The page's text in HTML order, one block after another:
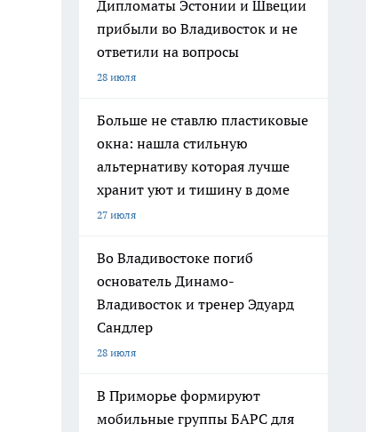
Дипломаты Эстонии и Швеции
прибыли во Владивосток и не
ответили на вопросы
28 июля
Больше не ставлю пластиковые
окна: нашла стильную
альтернативу которая лучше
хранит уют и тишину в доме
27 июля
Во Владивостоке погиб
основатель Динамо-
Владивосток и тренер Эдуард
Сандлер
28 июля
В Приморье формируют
мобильные группы БАРС для